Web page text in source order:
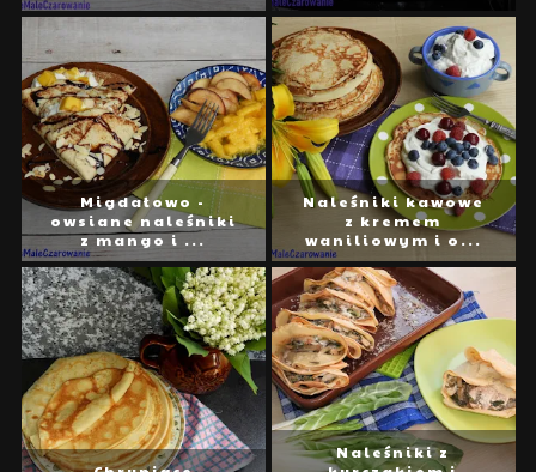
Migdałowo -
owsiane naleśniki
z mango i ...
Naleśniki kawowe
z kremem
waniliowym i o...
Naleśniki z